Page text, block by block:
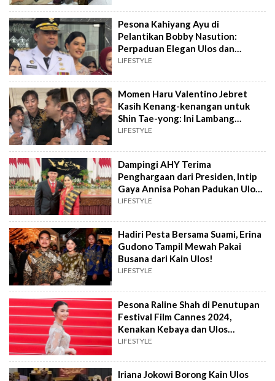
Pesona Kahiyang Ayu di
Pelantikan Bobby Nasution:
Perpaduan Elegan Ulos dan
Berlian
LIFESTYLE
Momen Haru Valentino Jebret
Kasih Kenang-kenangan untuk
Shin Tae-yong: Ini Lambang
Kehangatan Masyarakat
LIFESTYLE
Dampingi AHY Terima
Penghargaan dari Presiden, Intip
Gaya Annisa Pohan Padukan Ulos
Batak dengan Tas Mewah Puluhan
LIFESTYLE
Hadiri Pesta Bersama Suami, Erina
Gudono Tampil Mewah Pakai
Busana dari Kain Ulos!
LIFESTYLE
Pesona Raline Shah di Penutupan
Festival Film Cannes 2024,
Kenakan Kebaya dan Ulos
Rancangan Sapto Djojolartiko
LIFESTYLE
Iriana Jokowi Borong Kain Ulos